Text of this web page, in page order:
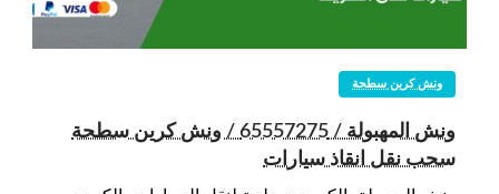
ونش كرين سطحة
ونش المهبولة / 65557275 / ونش كرين سطحة
سحب نقل انقاذ سيارات